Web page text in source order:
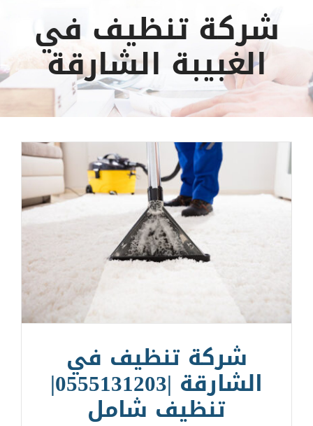
شركة تنظيف في
الغبيبة الشارقة
شركة تنظيف في
الشارقة |0555131203|
تنظيف شامل